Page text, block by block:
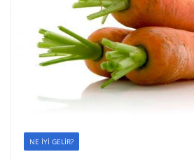
NE İYİ GELİR?